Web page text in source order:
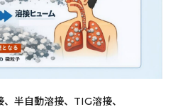
半自動溶接、TIG溶接、